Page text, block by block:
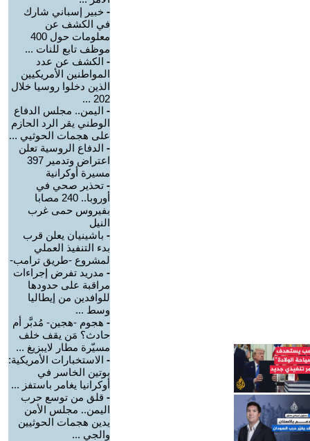
- خبير إسباني شارك
في الكشف عن
معلومات حول 400
موظف تابع للنات ...
- الكشف عن عدد
المواطنين الأمريكيين
الذين دخلوا روسيا خلال
202 ...
- اليمن.. مجلس الدفاع
الوطني يقر الرد الحازم
على هجمات الحوثيي ...
- الدفاع الروسية تعلن
اعتراض وتدمير 397
مسيرة أوكرانية
- تحذير صحي في
أوروبا.. 240 مصابا
بفيروس حمى غرب
النيل
- باشينيان يعلن قرب
بدء التنفيذ العملي
لمشروع -طريق ترامب-
- مدريد تفرض إجراءات
مراقبة على حدودها
للوافدين من إيطاليا
وسط ...
- هجوم -هجين- مُدبَّر أم
حادث؟ مَن يقف خلف
مسيّرة مطار لايبزيغ ...
- الاستخبارات الأمريكية:
بوتين الخاسر في
أوكرانيا يغامر باستفز ...
- قلق من توسع حرب
اليمن.. مجلس الأمن
يدين هجمات الحوثيين
والجي ...